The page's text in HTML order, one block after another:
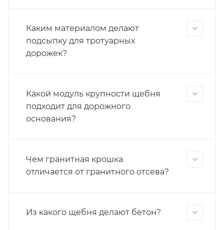
Каким материалом делают
подсыпку для тротуарных
дорожек?
Какой модуль крупности щебня
подходит для дорожного
основания?
Чем гранитная крошка
отличается от гранитного отсева?
Из какого щебня делают бетон?